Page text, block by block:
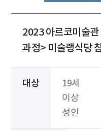
2023 아르코미술
과정> 미술랭식당
대상
19세
이상
성인